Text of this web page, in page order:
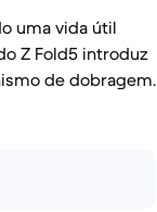
uma vida útil
Z Fold5 introduz
de dobragem.